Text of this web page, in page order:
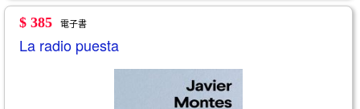
$ 385 電子書
La radio puesta